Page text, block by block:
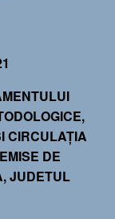
CIRCULAȚIA
DE
JUDETUL